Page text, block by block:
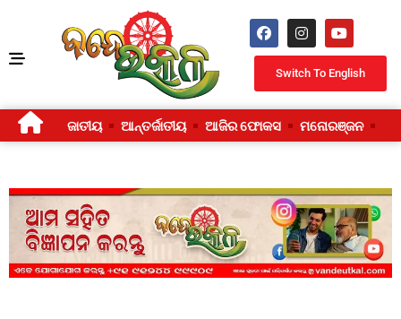
Switch To English
ଜାତୀୟ ଆନ୍ତର୍ଜାତୀୟ ଆଜିର ଫୋକସ ମନୋରଞ୍ଜନ